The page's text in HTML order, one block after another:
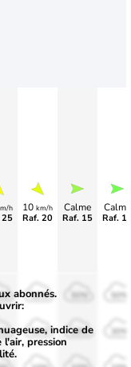
h
25
10 km/h
Raf. 20
Calme
Raf. 15
Calme
Raf.
50%
30% 30% 30%
abonnés.
indice de
pression